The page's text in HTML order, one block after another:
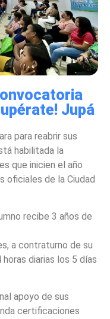
Jupá
para reabrir sus
habilitada la
que inicien el año
oficiales de la Ciudad
recibe 3 años de
a contraturno de su
diarias los 5 días
apoyo de sus
certificaciones